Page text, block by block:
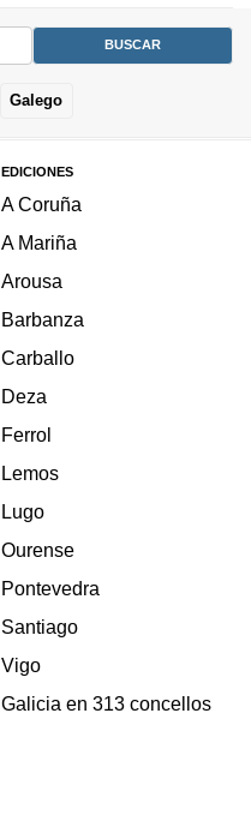
Galego
EDICIONES
A Coruña
A Mariña
Arousa
Barbanza
Carballo
Deza
Ferrol
Lemos
Lugo
Ourense
Pontevedra
Santiago
Vigo
Galicia en 313 concellos